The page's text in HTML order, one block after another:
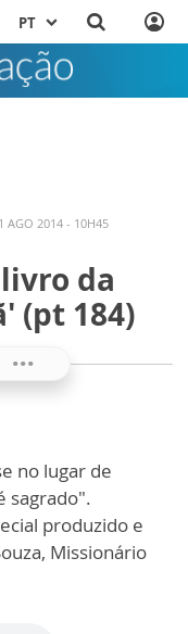
PT
AGO 2014 - 10H45
da
(pt 184)
no lugar de
sagrado".
produzido e
Missionário